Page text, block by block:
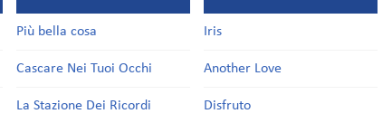
Più bella cosa
Cascare Nei Tuoi Occhi
La Stazione Dei Ricordi
Iris
Another Love
Disfruto